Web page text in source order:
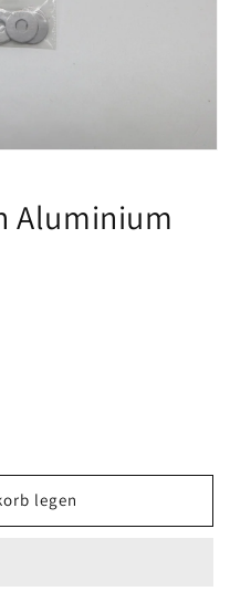
Aluminium
legen